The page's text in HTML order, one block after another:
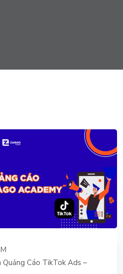
Quảng Cáo TikTok Ads –